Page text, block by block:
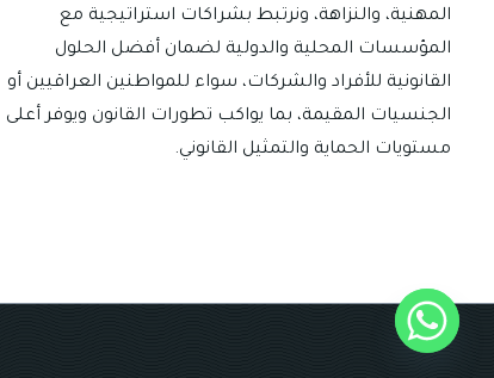
المهنية، والنزاهة، ونرتبط بشراكات استراتيجية مع
المؤسسات المحلية والدولية لضمان أفضل الحلول
القانونية للأفراد والشركات، سواء للمواطنين العراقيين أو
الجنسيات المقيمة، بما يواكب تطورات القانون ويوفر أعلى
مستويات الحماية والتمثيل القانوني.